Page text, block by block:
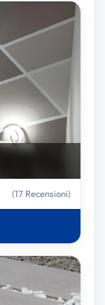
(17 Recensioni)